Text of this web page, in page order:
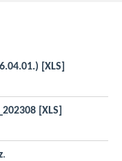
[XLS]
[XLS]
.